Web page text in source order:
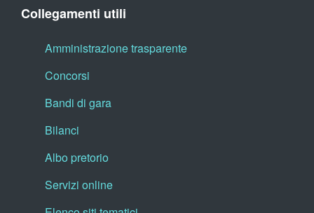
Collegamenti utili
Amministrazione trasparente
Concorsi
Bandi di gara
Bilanci
Albo pretorio
Servizi online